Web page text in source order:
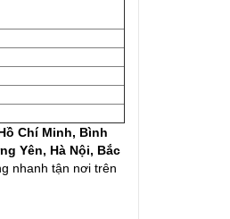
Chí Minh, Bình
Yên, Hà Nội, Bắc
nhanh tận nơi trên